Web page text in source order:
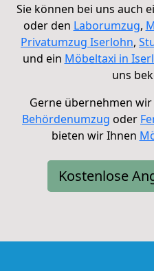
Sie können bei uns auch
oder den Laborumzug,
Privatumzug Iserlohn,
und ein Möbeltaxi in
uns
Gerne übernehmen
Behördenumzug oder
bieten wir Ihnen
Kostenlose